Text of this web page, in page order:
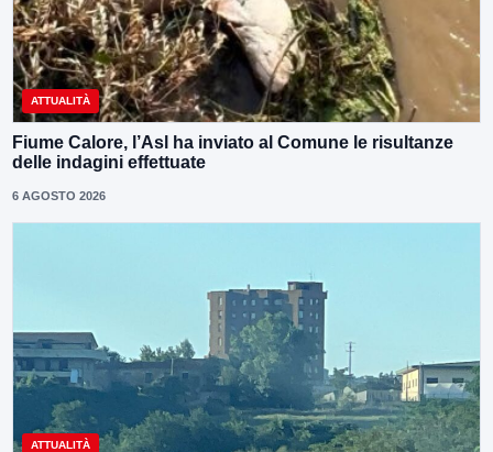
ATTUALITÀ
Fiume Calore, l’Asl ha inviato al Comune le risultanze
delle indagini effettuate
6 AGOSTO 2026
ATTUALITÀ